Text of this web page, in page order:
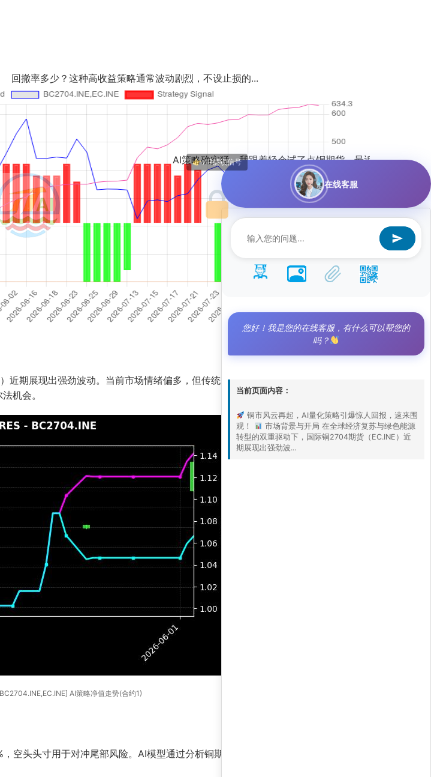
AI策略确实猛，我跟着轻仓试了点铜期货，最近波动大...
种高收益策略通常波动剧烈，不设止损的...
期展现出强劲波动。当前市场情绪偏多，但传统交易者常困于震荡，而我们的AI量
机会。
AI策略净值走势(合约1)
空头头寸用于对冲尾部风险。AI模型通过分析铜期现价差和持仓量变化，确认当前多
在线客服
您好！我是您的在线客服，有什么可以帮您的
吗？
当前页面内容：
铜市风云再起，AI量化策略引爆惊人回报，速来围
观！
市场背景与开局 在全球经济复苏与绿色能源
转型的双重驱动下，国际铜2704期货（EC.INE）近
期展现出强劲波...